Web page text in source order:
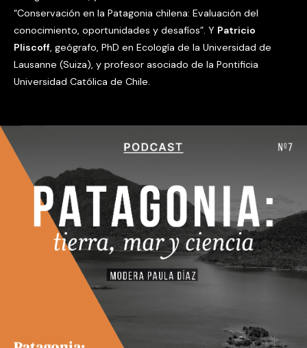
“Conservación en la Patagonia chilena: Evaluación del
conocimiento, oportunidades y desafíos”. Y Patricio
Pliscoff, geógrafo, PhD en Ecología de la Universidad de
Lausanne (Suiza), y profesor asociado de la Pontificia
Universidad Católica de Chile.